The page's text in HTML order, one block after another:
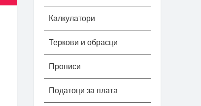
Калкулатори
Теркови и обрасци
Прописи
Податоци за плата